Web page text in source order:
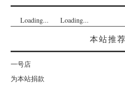
Loading... Loading...
本站推荐
一号店
为本站捐款